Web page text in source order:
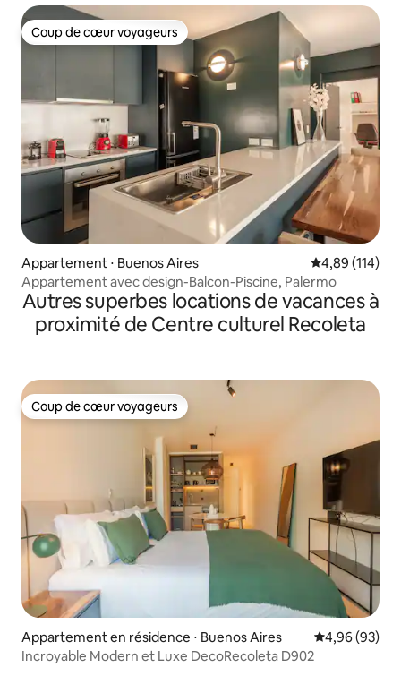
Coup de cœur voyageurs
Coup de cœur voyageurs
Appartement ⋅ Buenos Aires Évaluation
4,89 (114)
Appartement avec design-Balcon-Piscine, Palermo
Autres superbes locations de vacances à
proximité de Centre culturel Recoleta
Coup de cœur voyageurs
Coup de cœur voyageurs
Appartement en résidence ⋅ Buenos Aires Évaluation
4,96 (93)
Incroyable Modern et Luxe DecoRecoleta D902